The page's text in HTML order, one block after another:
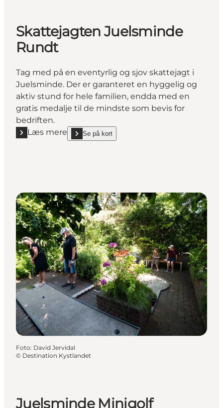
Skattejagten Juelsminde
Rundt
Tag med på en eventyrlig og sjov skattejagt i
Juelsminde. Der er garanteret en hyggelig og
aktiv stund for hele familien, endda med en
gratis medalje til de mindste som bevis for
bedriften.
Læs mere
Læs mere "Skattejagten Juelsminde Rundt"
Se på kort
show Skattejagten Juelsminde Rundt on_map
Foto: David Jervidal
© Destination Kystlandet
Juelsminde Minigolf